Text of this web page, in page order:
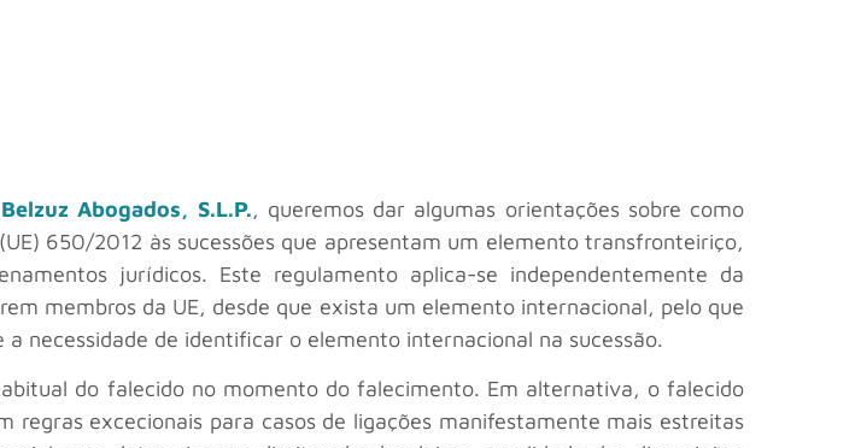
Belzuz Abogados, S.L.P., queremos dar algumas orientações sobre como
650/2012 às sucessões que apresentam um elemento transfronteiriço,
jurídicos. Este regulamento aplica-se independentemente da
membros da UE, desde que exista um elemento internacional, pelo que
necessidade de identificar o elemento internacional na sucessão.
do falecido no momento do falecimento. Em alternativa, o falecido
regras excecionais para casos de ligações manifestamente mais estreitas